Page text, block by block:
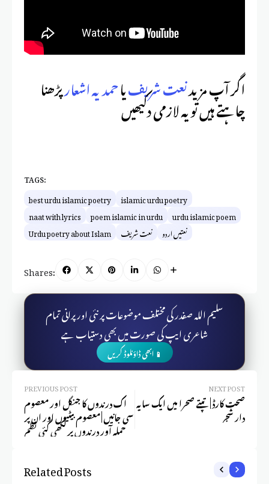
اگر آپ مزیدنعت شریفیاحمدیہ اشعارپڑھنا
چاہتے ہیں تو یہ لازمی دکیھیں
TAGS:
best urdu islamic poetry islamic urdu poetry
naat with lyrics poem islamic in urdu urdu islamic poem
Urdu poetry about Islam نعت شریف نعتیں اردو
Shares:
سلیم اللہ صفدر کی مختلف موضوعات پر نئی اور پرانی تمام
شاعری ایپ کی صورت میں بھی دستیاب ہے
📱 ابھی ڈاؤنلوڈ کریں
PREVIOUS POST
اک درندوں کا جنگل اور معصوم
سی جانیں | معصوم بیٹیوں اور ان پر
حملہ آور درندوں پر لکھی گئی نظم
NEXT POST
صحت کارڈ | تپتے صحرا میں ایک سایہ
دار شجر
Related Posts